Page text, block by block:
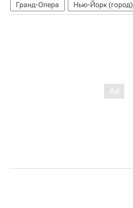
Гранд-Опера
Нью-Йорк (город)